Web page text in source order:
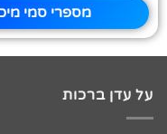
מספרי סמי
על עדן ברכות